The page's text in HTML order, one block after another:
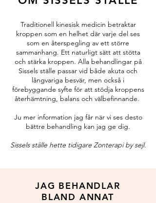
Traditionell kinesisk medicin betraktar
kroppen som en helhet där varje del ses
som en återspegling av ett större
sammanhang. Ett naturligt sätt att stötta
och stärka kroppen. Alla behandlingar på
Sissels ställe passar vid både akuta och
långvariga besvär, men också i
förebyggande syfte för att stödja kroppens
återhämtning, balans och välbefinnande.
Ju mer information jag får när vi ses desto
bättre behandling kan jag ge dig.
Sissels ställe hette tidigare Zonterapi by sejl.
JAG BEHANDLAR
BLAND ANNAT